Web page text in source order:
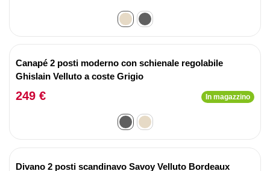
Canapé 2 posti moderno con schienale regolabile
Ghislain Velluto a coste Grigio
249 € In magazzino
Divano 2 posti scandinavo Savoy Velluto Bordeaux